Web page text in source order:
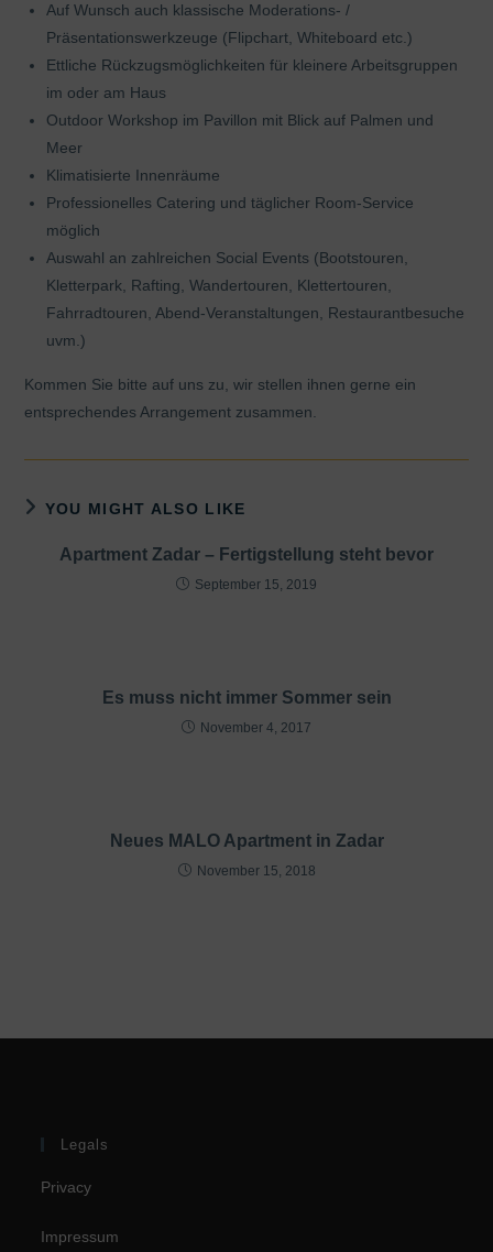
Auf Wunsch auch klassische Moderations- /
Präsentationswerkzeuge (Flipchart, Whiteboard etc.)
Ettliche Rückzugsmöglichkeiten für kleinere Arbeitsgruppen
im oder am Haus
Outdoor Workshop im Pavillon mit Blick auf Palmen und
Meer
Klimatisierte Innenräume
Professionelles Catering und täglicher Room-Service
möglich
Auswahl an zahlreichen Social Events (Bootstouren,
Kletterpark, Rafting, Wandertouren, Klettertouren,
Fahrradtouren, Abend-Veranstaltungen, Restaurantbesuche
uvm.)
Kommen Sie bitte auf uns zu, wir stellen ihnen gerne ein
entsprechendes Arrangement zusammen.
YOU MIGHT ALSO LIKE
Apartment Zadar – Fertigstellung steht bevor
September 15, 2019
Es muss nicht immer Sommer sein
November 4, 2017
Neues MALO Apartment in Zadar
November 15, 2018
Legals
Privacy
Impressum